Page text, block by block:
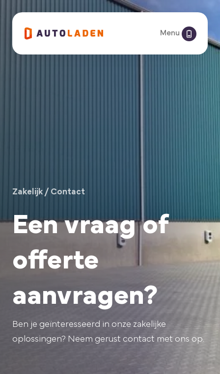
Menu
Zakelijk /Contact
Een vraag of
offerte
aanvragen?
Ben je geïnteresseerd in onze zakelijke
oplossingen? Neem gerust contact met ons op.